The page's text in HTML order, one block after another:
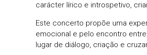
carácter lírico e introspetivo,
Este concerto propõe uma
emocional e pelo encontro
lugar de diálogo, criação e